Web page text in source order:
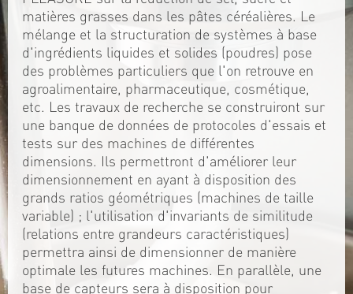
matières grasses dans les pâtes céréalières. Le
mélange et la structuration de systèmes à base
d'ingrédients liquides et solides (poudres) pose
des problèmes particuliers que l'on retrouve en
agroalimentaire, pharmaceutique, cosmétique,
etc. Les travaux de recherche se construiront sur
une banque de données de protocoles d'essais et
tests sur des machines de différentes
dimensions. Ils permettront d'améliorer leur
dimensionnement en ayant à disposition des
grands ratios géométriques (machines de taille
variable) ; l'utilisation d'invariants de similitude
(relations entre grandeurs caractéristiques)
permettra ainsi de dimensionner de manière
optimale les futures machines. En parallèle, une
base de capteurs sera à disposition pour